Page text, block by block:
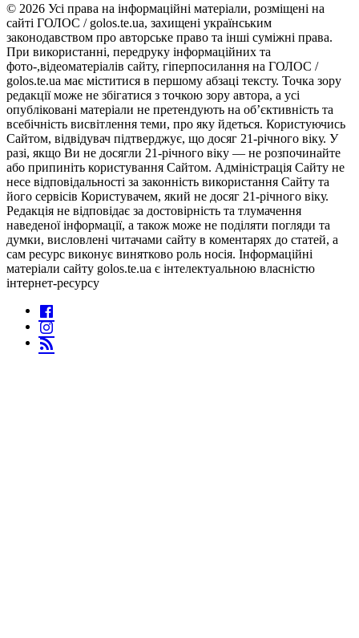
© 2026 Усі права на інформаційні матеріали, розміщені на
сайті ГОЛОС / golos.te.ua, захищені українським
законодавством про авторське право та інші суміжні права.
При використанні, передруку інформаційних та
фото-,відеоматеріалів сайту, гіперпосилання на ГОЛОС /
golos.te.ua має міститися в першому абзаці тексту. Точка зору
редакції може не збігатися з точкою зору автора, а усі
опубліковані матеріали не претендують на об’єктивність та
всебічність висвітлення теми, про яку йдеться. Користуючись
Сайтом, відвідувач підтверджує, що досяг 21-річного віку. У
разі, якщо Ви не досягли 21-річного віку — не розпочинайте
або припиніть користування Сайтом. Адміністрація Сайту не
несе відповідальності за законність використання Сайту та
його сервісів Користувачем, який не досяг 21-річного віку.
Редакція не відповідає за достовірність та тлумачення
наведеної інформації, а також може не поділяти погляди та
думки, висловлені читачами сайту в коментарях до статей, а
сам ресурс виконує винятково роль носія. Інформаційні
матеріали сайту golos.te.ua є інтелектуальною власністю
інтернет-ресурсу